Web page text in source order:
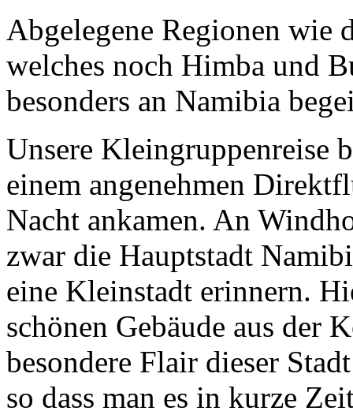
Abgelegene Regionen wie
welches noch Himba und
besonders an Namibia
Unsere Kleingruppenreise
einem angenehmen
Nacht ankamen. An
zwar die Hauptstadt
eine Kleinstadt erinnern.
schönen Gebäude aus der
besondere Flair dieser
so dass man es in kurze